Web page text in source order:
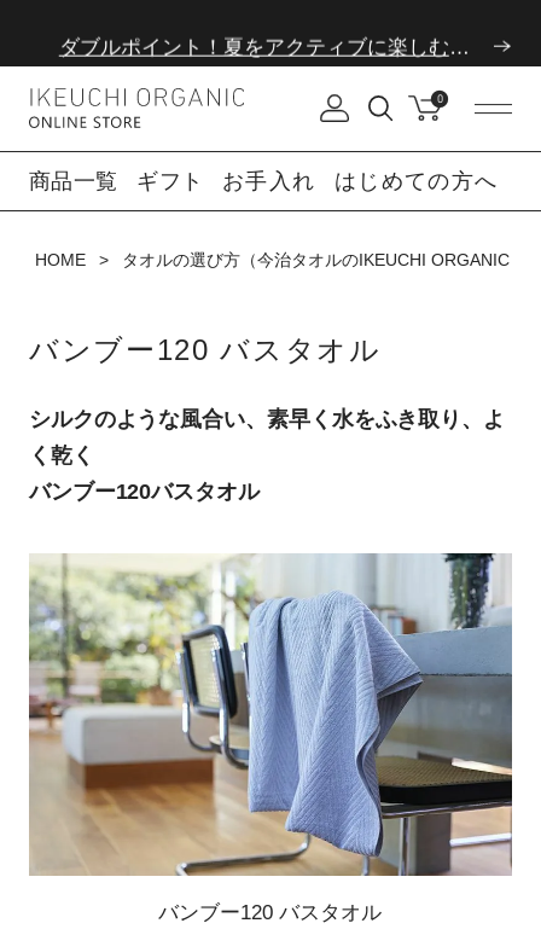
夏季休業のお知らせ
ダブルポイント！夏をアクティブに楽しむ夏タオル
0
商品一覧 ギフト お手入れ はじめての方へ
HOME タオルの選び方（今治タオルのIKEUCHI ORGANIC）
バンブー120 バスタオル
シルクのような風合い、素早く水をふき取り、よ
く乾く
バンブー120バスタオル
バンブー120 バスタオル